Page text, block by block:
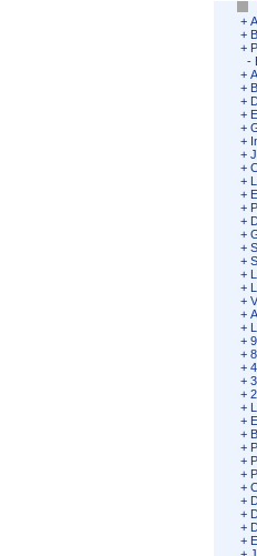
+
+
+
-
+
+
+
+
+
+
+
+
+
+
+
+
+
+
+
+
+
+
+
+
+
+
+
+
+
+
+
+
+
+
+
+
+
+
+
+